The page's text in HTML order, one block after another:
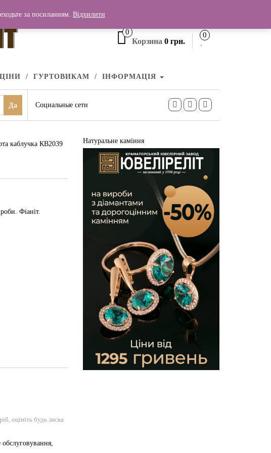
0
Корзина 0 грн.
0
ЦІНИ ГУРТОВИКАМ ІНФОРМАЦІЯ
Да Социальные сети
каблучка КВ2039
Фіаніт.
оцініть будь ласка
Натуральне каміння
за посиланням. Відхилити